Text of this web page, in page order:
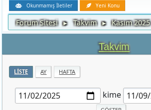
Okunmamış İletiler Yeni Konu
Forum Sitesi ► Takvim ► Kasım 2025
Takvim
LISTE AY HAFTA
kime